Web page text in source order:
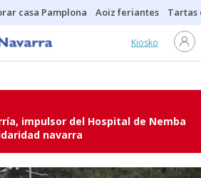
casa Pamplona Aoiz feriantes Tartas
Kiosko
impulsor del Hospital de Nemba
navarra